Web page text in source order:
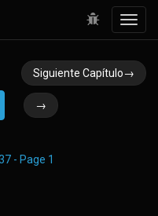
Siguiente Capítulo→
→